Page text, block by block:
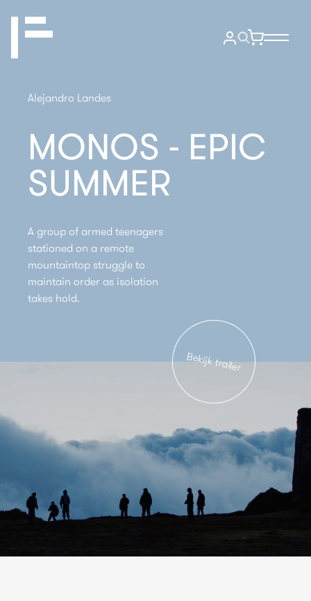
Alejandro Landes
MONOS - EPIC
SUMMER
A group of armed teenagers
stationed on a remote
mountaintop struggle to
maintain order as isolation
takes hold.
Bekijk trailer